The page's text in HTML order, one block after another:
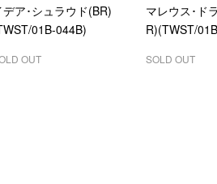
デア･シュラウド(BR)
01B-044B)
OUT
マレウス･ド
R)(TWST/
SOLD OUT